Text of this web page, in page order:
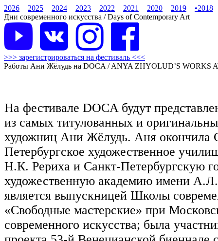
2026 2025 2024 2023 2022 2021 2020 2019 •2018
Дни современного искусства / Days of Contemporary Art
>>> зарегистрироваться на фестиваль <<<
Работы Ани Жёлудь на DOCA / ANYA ZHYOLUD’S WORKS
На фестивале DOCA будут
из самых титулованных и
художниц Ани Жёлудь. Аня окончила
Петербургское художественное
Н.К. Рериха и Санкт-Петербургскую
художественную академию имени
является выпускницей Школы
«Свободные мастерские» при
современного искусства; была